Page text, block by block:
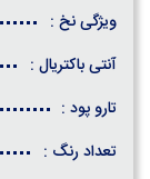
ویژگی نخ :
آنتی باکتریال :
تارو پود :
تعداد رنگ :